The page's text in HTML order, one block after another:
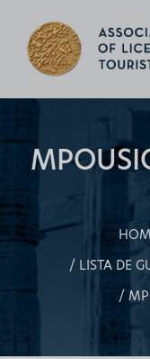
LISTA DE